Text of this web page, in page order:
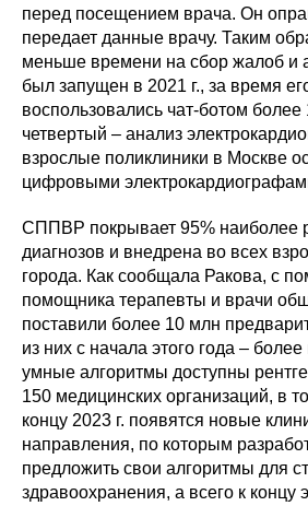
перед посещением врача. Он
передает данные врачу. Таким
меньше времени на сбор жалоб и
был запущен в 2021 г., за время
воспользовались чат-ботом
четвертый – анализ
взрослые поликлиники в Москве
цифровыми
СППВР покрывает 95% наиболее
диагнозов и внедрена во всех
города. Как сообщала Ракова, с
помощника терапевты и врачи
поставили более 10 млн
из них с начала этого года –
умные алгоритмы доступны
150 медицинских организаций, в
концу 2023 г. появятся новые
направления, по которым
предложить свои алгоритмы для
здравоохранения, а всего к концу